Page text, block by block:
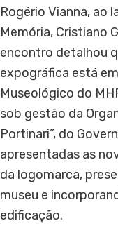
Rogério Vianna, ao
Memória, Cristiano
encontro detalhou
expográfica está
Museológico do
sob gestão da
Portinari”, do
apresentadas as
da logomarca,
museu e
edificação.